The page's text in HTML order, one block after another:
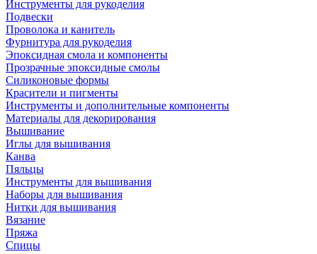
Инструменты для рукоделия
Подвески
Проволока и канитель
Фурнитура для рукоделия
Эпоксидная смола и компоненты
Прозрачные эпоксидные смолы
Силиконовые формы
Красители и пигменты
Инструменты и дополнительные компоненты
Материалы для декорирования
Вышивание
Иглы для вышивания
Канва
Пяльцы
Инструменты для вышивания
Наборы для вышивания
Нитки для вышивания
Вязание
Пряжа
Спицы